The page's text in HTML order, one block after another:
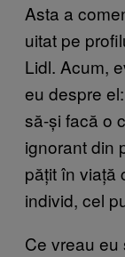
Asta a
uitat pe
Lidl. Acum,
eu despre
să-și facă o
ignorant din
pățit în viață
individ, cel
Ce vreau eu